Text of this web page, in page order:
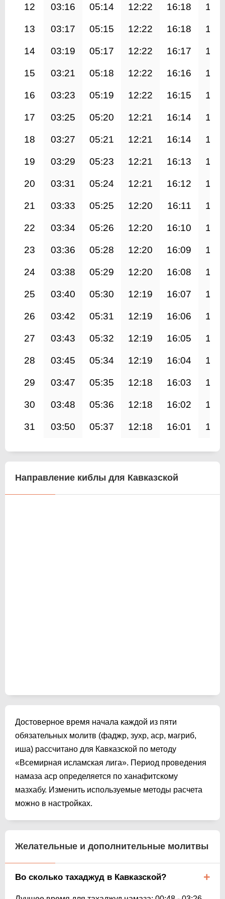
12 03:16 05:14 12:22 16:18
13 03:17 05:15 12:22 16:18
14 03:19 05:17 12:22 16:17
15 03:21 05:18 12:22 16:16
16 03:23 05:19 12:22 16:15
17 03:25 05:20 12:21 16:14
18 03:27 05:21 12:21 16:14
19 03:29 05:23 12:21 16:13
20 03:31 05:24 12:21 16:12
21 03:33 05:25 12:20 16:11
22 03:34 05:26 12:20 16:10
23 03:36 05:28 12:20 16:09
24 03:38 05:29 12:20 16:08
25 03:40 05:30 12:19 16:07
26 03:42 05:31 12:19 16:06
27 03:43 05:32 12:19 16:05
28 03:45 05:34 12:19 16:04
29 03:47 05:35 12:18 16:03
30 03:48 05:36 12:18 16:02
31 03:50 05:37 12:18 16:01
Направление киблы для Кавказской
Достоверное время начала каждой из пяти
обязательных молитв (фаджр, зухр, аср, магриб,
иша) рассчитано для Кавказской по методу
«Всемирная исламская лига». Период проведения
намаза аср определяется по ханафитскому
мазхабу. Изменить используемые методы расчета
можно в настройках.
Желательные и дополнительные молитвы
Во сколько тахаджуд в Кавказской?